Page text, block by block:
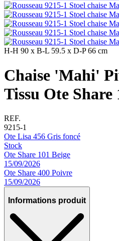
H-H 90 x B-L 59.5 x D-P66 cm
Chaise 'Mahi'
Tissu Ote Share
REF.
9215-1
Ote Lisa 456 Gris foncé
Stock
Ote Share 101 Beige
15/09/2026
Ote Share 400 Poivre
15/09/2026
Informations produit